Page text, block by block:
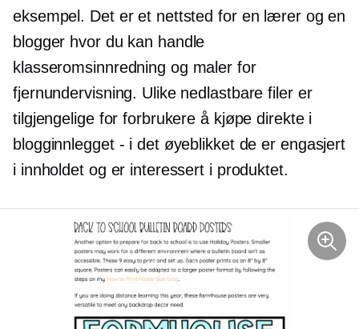
eksempel. Det er et nettsted for en lærer og en
blogger hvor du kan handle
klasseromsinnredning og maler for
fjernundervisning. Ulike nedlastbare filer er
tilgjengelige for forbrukere å kjøpe direkte i
blogginnlegget - i det øyeblikket de er engasjert
i innholdet og er interessert i produktet.